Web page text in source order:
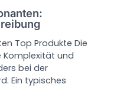
Top Produkte Die
Komplexität und
bei der
Ein typisches